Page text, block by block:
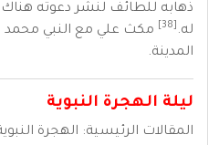
ذهابه للطائف لنشر دعوته
له.
مكث علي مع النبي محمد
المدينة.
ليلة الهجرة النبوية
المقالات الرئيسية: الهجرة